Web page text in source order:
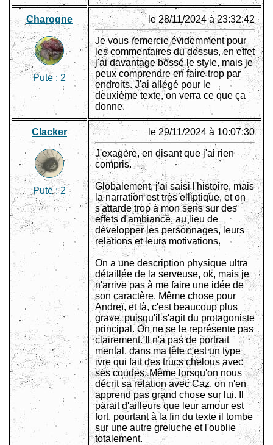
Charogne
Pute : 2
le 28/11/2024 à 23:32:42
Je vous remercie évidemment pour
les commentaires du dessus, en effet
j'ai davantage bossé le style, mais je
peux comprendre en faire trop par
endroits. J'ai allégé pour le
deuxième texte, on verra ce que ça
donne.
Clacker
Pute :2
le 29/11/2024 à 10:07:30
J'exagère, en disant que j'ai rien
compris.
Globalement, j'ai saisi l'histoire, mais
la narration est très elliptique, et on
s'attarde trop à mon sens sur des
effets d'ambiance, au lieu de
développer les personnages, leurs
relations et leurs motivations.
On a une description physique ultra
détaillée de la serveuse, ok, mais je
n'arrive pas à me faire une idée de
son caractère. Même chose pour
Andreï, et là, c'est beaucoup plus
grave, puisqu'il s'agit du protagoniste
principal. On ne se le représente pas
clairement. Il n'a pas de portrait
mental, dans ma tête c'est un type
ivre qui fait des trucs chelous avec
ses coudes. Même lorsqu'on nous
décrit sa relation avec Caz, on n'en
apprend pas grand chose sur lui. Il
parait d'ailleurs que leur amour est
fort, pourtant à la fin du texte il tombe
sur une autre greluche et l'oublie
totalement.